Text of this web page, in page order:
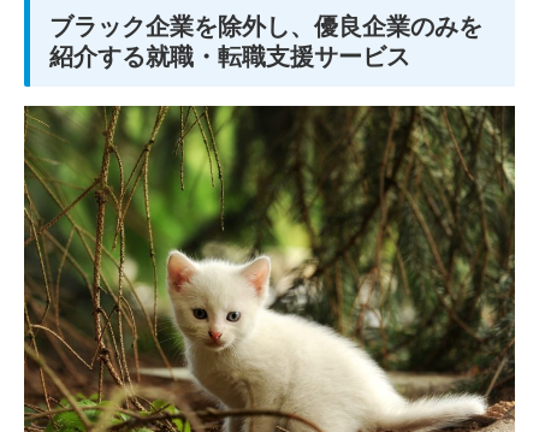
ブラック企業を除外し、優良企業のみを
紹介する就職・転職支援サービス